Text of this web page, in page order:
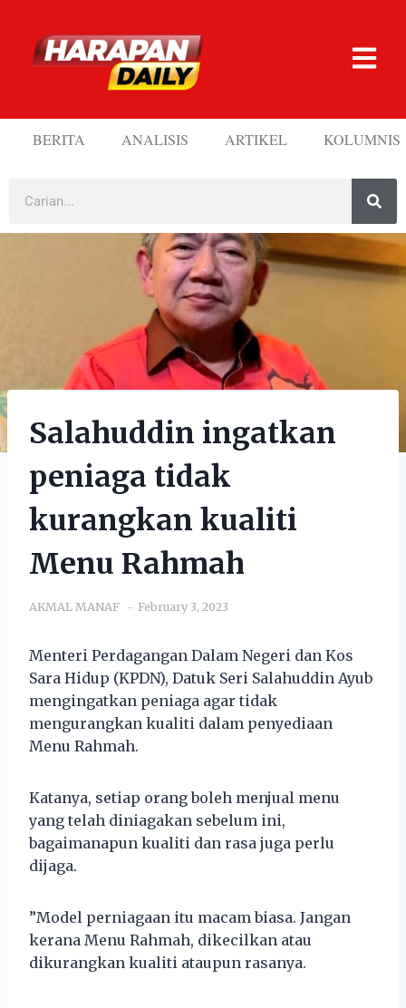
BERITA ANALISIS ARTIKEL KOLUMNIS
Salahuddin ingatkan
peniaga tidak
kurangkan kualiti
Menu Rahmah
AKMAL MANAF February 3, 2023
Menteri Perdagangan Dalam Negeri dan Kos
Sara Hidup (KPDN), Datuk Seri Salahuddin Ayub
mengingatkan peniaga agar tidak
mengurangkan kualiti dalam penyediaan
Menu Rahmah.
Katanya, setiap orang boleh menjual menu
yang telah diniagakan sebelum ini,
bagaimanapun kualiti dan rasa juga perlu
dijaga.
”Model perniagaan itu macam biasa. Jangan
kerana Menu Rahmah, dikecilkan atau
dikurangkan kualiti ataupun rasanya.